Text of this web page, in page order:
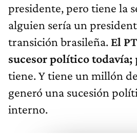
presidente, pero tiene la
alguien sería un
transición brasileña. El
sucesor político todavía;
tiene. Y tiene un millón
generó una sucesión
interno.